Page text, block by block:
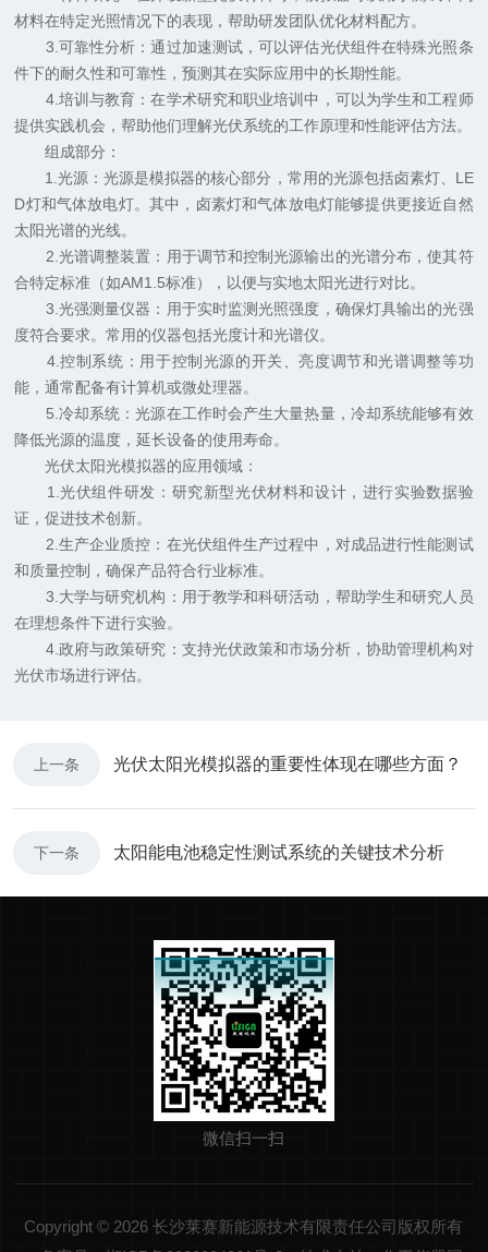
材料在特定光照情况下的表现，帮助研发团队优化材料配方。
3.可靠性分析：通过加速测试，可以评估光伏组件在特殊光照条
件下的耐久性和可靠性，预测其在实际应用中的长期性能。
4.培训与教育：在学术研究和职业培训中，可以为学生和工程师
提供实践机会，帮助他们理解光伏系统的工作原理和性能评估方法。
组成部分：
1.光源：光源是模拟器的核心部分，常用的光源包括卤素灯、LE
D灯和气体放电灯。其中，卤素灯和气体放电灯能够提供更接近自然
太阳光谱的光线。
2.光谱调整装置：用于调节和控制光源输出的光谱分布，使其符
合特定标准（如AM1.5标准），以便与实地太阳光进行对比。
3.光强测量仪器：用于实时监测光照强度，确保灯具输出的光强
度符合要求。常用的仪器包括光度计和光谱仪。
4.控制系统：用于控制光源的开关、亮度调节和光谱调整等功
能，通常配备有计算机或微处理器。
5.冷却系统：光源在工作时会产生大量热量，冷却系统能够有效
降低光源的温度，延长设备的使用寿命。
光伏太阳光模拟器的应用领域：
1.光伏组件研发：研究新型光伏材料和设计，进行实验数据验
证，促进技术创新。
2.生产企业质控：在光伏组件生产过程中，对成品进行性能测试
和质量控制，确保产品符合行业标准。
3.大学与研究机构：用于教学和科研活动，帮助学生和研究人员
在理想条件下进行实验。
4.政府与政策研究：支持光伏政策和市场分析，协助管理机构对
光伏市场进行评估。
上一条 光伏太阳光模拟器的重要性体现在哪些方面？
下一条 太阳能电池稳定性测试系统的关键技术分析
微信扫一扫
Copyright © 2026 长沙莱赛新能源技术有限责任公司版权所有